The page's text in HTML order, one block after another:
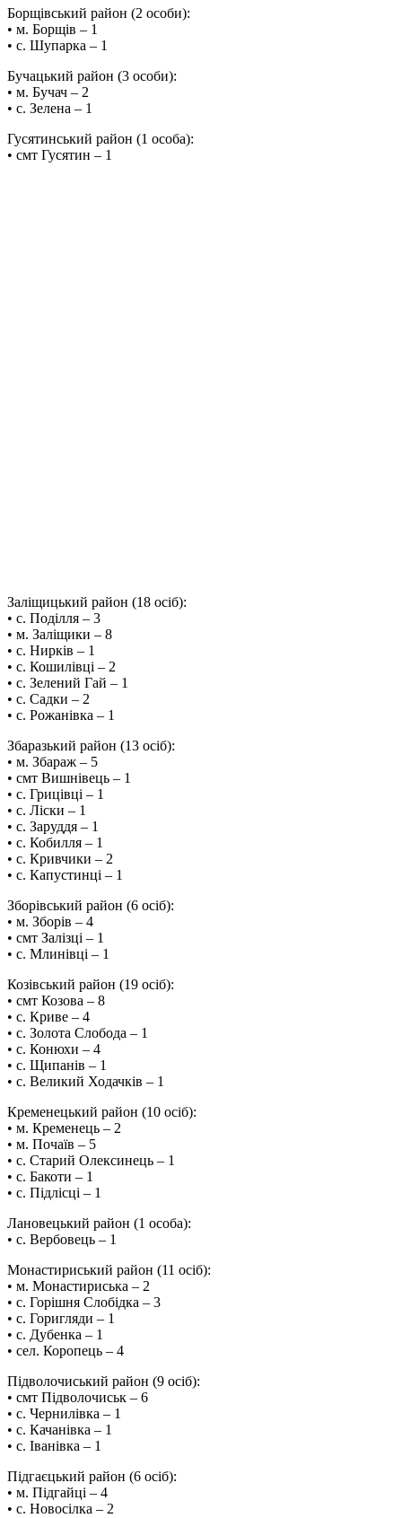
Борщівський район (2 особи):
• м. Борщів – 1
• с. Шупарка – 1
Бучацький район (3 особи):
• м. Бучач – 2
• с. Зелена – 1
Гусятинський район (1 особа):
• смт Гусятин – 1
Заліщицький район (18 осіб):
• с. Поділля – 3
• м. Заліщики – 8
• с. Нирків – 1
• с. Кошилівці – 2
• с. Зелений Гай – 1
• с. Садки – 2
• с. Рожанівка – 1
Збаразький район (13 осіб):
• м. Збараж – 5
• смт Вишнівець – 1
• с. Грицівці – 1
• с. Ліски – 1
• с. Заруддя – 1
• с. Кобилля – 1
• с. Кривчики – 2
• с. Капустинці – 1
Зборівський район (6 осіб):
• м. Зборів – 4
• смт Залізці – 1
• с. Млинівці – 1
Козівський район (19 осіб):
• смт Козова – 8
• с. Криве – 4
• с. Золота Слобода – 1
• с. Конюхи – 4
• с. Щипанів – 1
• с. Великий Ходачків – 1
Кременецький район (10 осіб):
• м. Кременець – 2
• м. Почаїв – 5
• с. Старий Олексинець – 1
• с. Бакоти – 1
• с. Підлісці – 1
️Лановецький район (1 особа):
• с. Вербовець – 1
️Монастириський район (11 осіб):
• м. Монастириська – 2
• с. Горішня Слобідка – 3
• с. Горигляди – 1
• с. Дубенка – 1
• сел. Коропець – 4
Підволочиський район (9 осіб):
• смт Підволочиськ – 6
• с. Чернилівка – 1
• с. Качанівка – 1
• с. Іванівка – 1
️Підгаєцький район (6 осіб):
• м. Підгайці – 4
• с. Новосілка – 2